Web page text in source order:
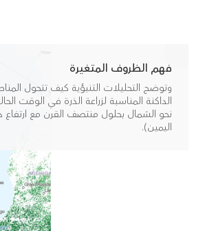
فهم الظروف المتغيرة
وتوضح التحليلات التنبؤية كيف تتحول
الداكنة المناسبة لزراعة الذرة في الوقت
نحو الشمال بحلول منتصف القرن مع ارتفاع
اليمين).